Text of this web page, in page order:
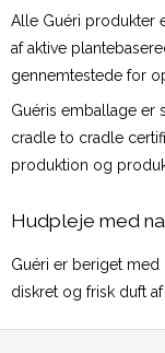
Alle Guéri produkter
af aktive
gennemtestede for
Guéris emballage er
cradle to cradle
produktion og
Hudpleje med
Guéri er beriget med
diskret og frisk duft